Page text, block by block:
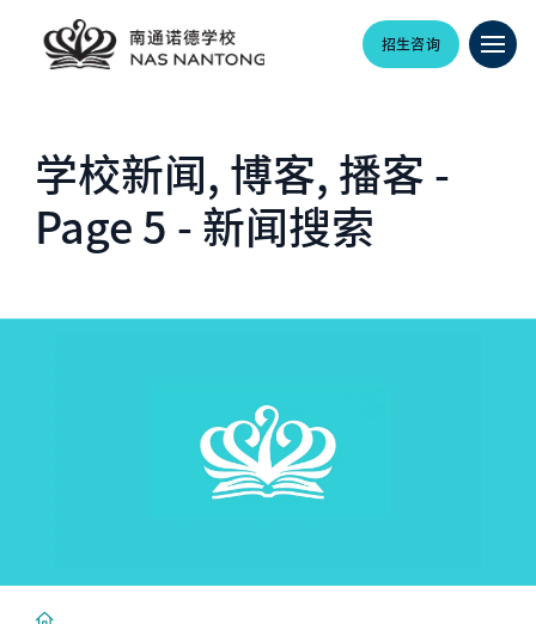
招生咨询
学校新闻, 博客, 播客 -
Page 5 - 新闻搜索